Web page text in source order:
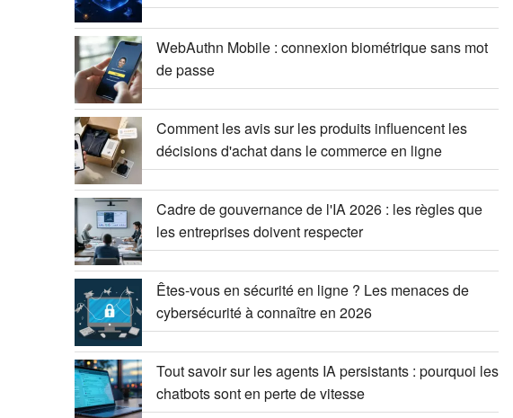
WebAuthn Mobile : connexion biométrique sans mot
de passe
Comment les avis sur les produits influencent les
décisions d'achat dans le commerce en ligne
Cadre de gouvernance de l'IA 2026 : les règles que
les entreprises doivent respecter
Êtes-vous en sécurité en ligne ? Les menaces de
cybersécurité à connaître en 2026
Tout savoir sur les agents IA persistants : pourquoi les
chatbots sont en perte de vitesse